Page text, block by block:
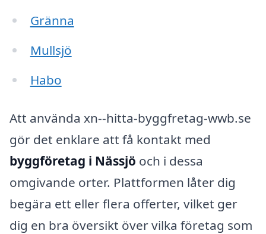
Gränna
Mullsjö
Habo
Att använda xn--hitta-byggfretag-wwb.se
gör det enklare att få kontakt med
byggföretag i Nässjö och i dessa
omgivande orter. Plattformen låter dig
begära ett eller flera offerter, vilket ger
dig en bra översikt över vilka företag som